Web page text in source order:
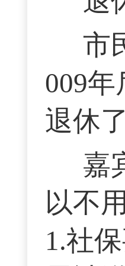
市
009
退休
嘉
以不
1.社